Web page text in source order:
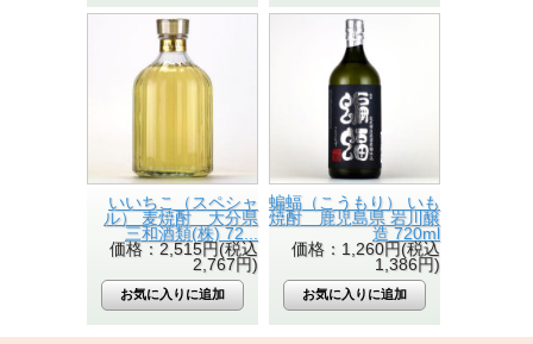
いいちこ（スペシャ
ル） 麦焼酎 大分県
三和酒類(株) 72...
価格：2,515円(税込
2,767円)
蝙蝠（こうもり） いも
焼酎 鹿児島県 岩川醸
造 720ml
価格：1,260円(税込
1,386円)